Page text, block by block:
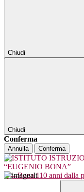
Chiudi
Chiudi
Conferma
Annulla Conferma
----Bona 110 anni dalla